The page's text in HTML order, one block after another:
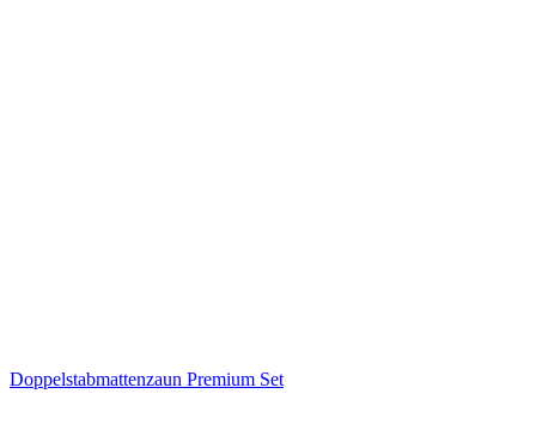
Doppelstabmattenzaun Premium Set